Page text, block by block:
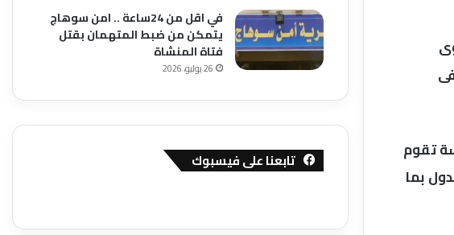
تقوم
بما
في اقل من 24ساعة .. امن سوهاج
يتمكن من ضبط المتهمان بقتل
فتاة المنشاة
26 يوليو، 2026
تابعنا على فيسبوك